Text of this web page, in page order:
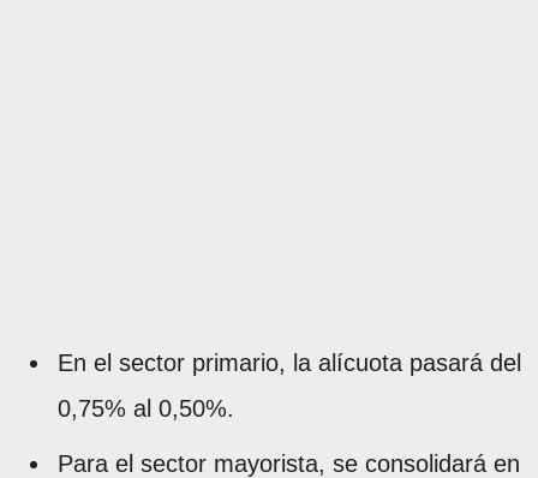
En el sector primario, la alícuota pasará del
0,75% al 0,50%.
Para el sector mayorista, se consolidará en